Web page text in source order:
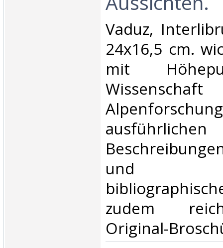
‎Vaduz,
24x16,5 cm.
mit
ausführlichen
und
zudem
Original-